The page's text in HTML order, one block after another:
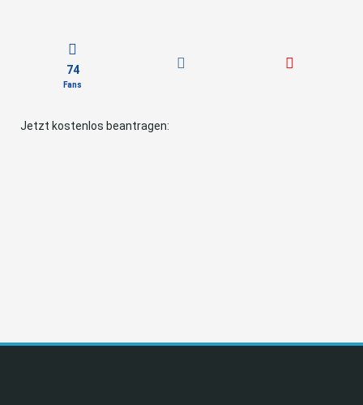
74
Fans
Jetzt kostenlos beantragen: